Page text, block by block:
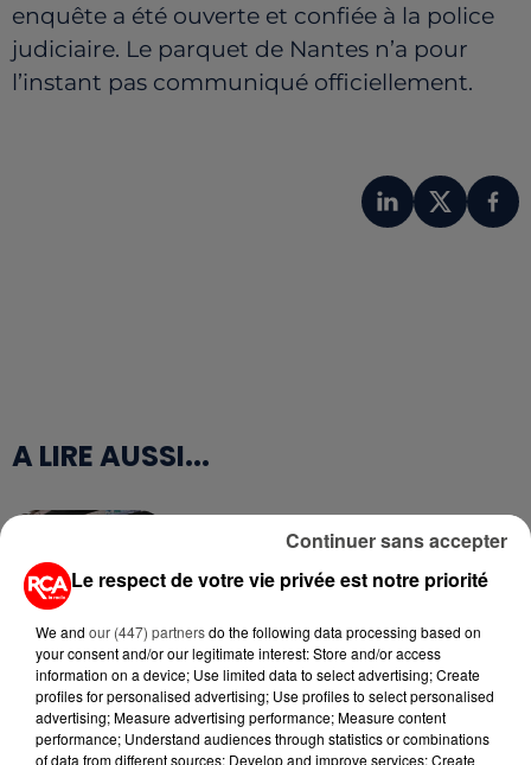
enquête a été ouverte et confiée à la police
judiciaire. Le parquet de Nantes n’a pour
l’instant pas communiqué officiellement.
A LIRE AUSSI...
6 août 2026
CANICULE : POURQUOI LES
BOUTEILLES D'EAU
DISPARAISSENT DES RAYONS...
1er août 2026
UNE CHUTE FATALE DE 2 000
MÈTRES : UNE PARACHUTISTE DE
26 ANS PERD...
Le respect de votre vie privée est notre priorité
We and our (447) partnersdo the following data processing based on
your consent and/or our legitimate interest: Store and/or access
information on a device; Use limited data to select advertising; Create
profiles for personalised advertising; Use profiles to select personalised
advertising; Measure advertising performance; Measure content
performance; Understand audiences through statistics or combinations
of data from different sources; Develop and improve services; Create
Continuer sans accepter